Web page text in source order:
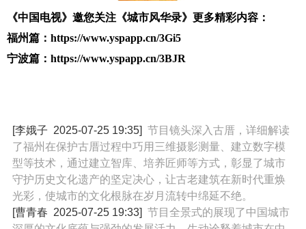
《中国电视》邀您关注《城市风华录》更多精彩内容：
福州篇：https://www.yspapp.cn/3Gi5
宁波篇：https://www.yspapp.cn/3BJR
[李娥子 2025-07-25 19:35]节目镜头深入古厝，详细解读
了福州在保护古厝过程中巧用三维摄影测量、建立数字模
型等技术，通过建立智库、培养匠师等方式，彰显了城市
守护历史文化遗产的坚定决心，让古老建筑在新时代重焕
光彩，使城市的文化根脉在岁月流转中绵延不绝。
[曹青春 2025-07-25 19:33]节目全景式的展现了中国城市